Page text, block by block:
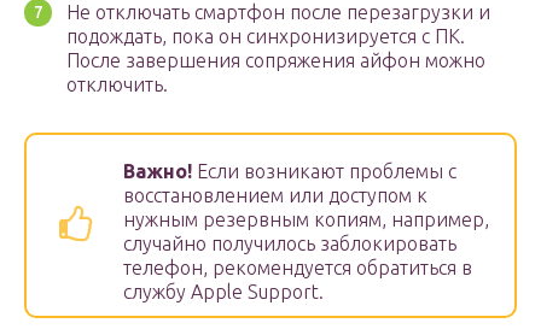
Не отключать смартфон после перезагрузки и
подождать, пока он синхронизируется с ПК.
После завершения сопряжения айфон можно
отключить.
Важно! Если возникают проблемы с
восстановлением или доступом к
нужным резервным копиям, например,
случайно получилось заблокировать
телефон, рекомендуется обратиться в
службу Apple Support.